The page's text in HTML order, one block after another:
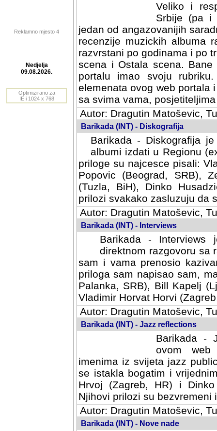
Reklamno mjesto 4
Veliko i
Srbije (pa i
jedan od angazovanijih
recenzije muzickih albuma
razvrstani po godinama i po
scena i Ostala scena.
portalu imao svoju
elemenata ovog web portala
sa svima vama,
Autor: Dragutin Matoševic,
Barikada (INT) - Diskografija
Barikada - Diskografija
albumi izdati u Regionu
priloge su najcesce pisali:
Popovic (Beograd, SRB),
(Tuzla, BiH), Dinko
prilozi svakako zasluzuju da
Autor: Dragutin Matoševic,
Barikada (INT) - Interviews
Barikada -
direktnom razgovoru sa
sam i vama prenosio
priloga sam napisao sam,
Palanka, SRB), Bill Kapelj
Vladimir Horvat Horvi
Autor: Dragutin Matoševic,
Barikada (INT) - Jazz reflections
Barikada -
ovom web
imenima iz svijeta jazz
se istakla bogatim i
Hrvoj (Zagreb, HR) i
Njihovi prilozi su bezvremeni
Autor: Dragutin Matoševic,
Barikada (INT) - Nove nade